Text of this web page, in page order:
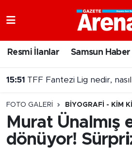
Resmi İlanlar Samsun Haber
15:29 Otomotiv devi 26 yıl sonra
FOTO GALERI BIYOGRAFI - KIM
Murat Ünalmış
dönüyor!
Samsun Namaz Vakitleri
Trafik Durumu
Süper Lig Puan Durumu